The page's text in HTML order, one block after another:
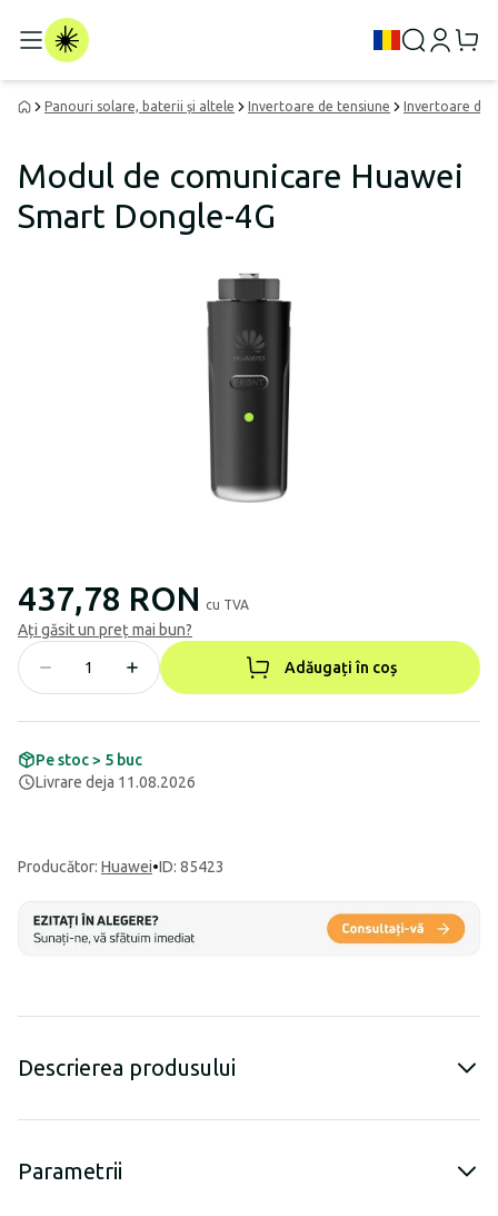
Panouri solare, baterii și altele Invertoare de tensiune Invertoare de
Modul de comunicare Huawei
Smart Dongle-4G
437,78 RON cu TVA
Ați găsit un preț mai bun?
Adăugați în coș
Pe stoc > 5 buc
Livrare deja 11.08.2026
Producător: Huawei•ID: 85423
Descrierea produsului
Parametrii